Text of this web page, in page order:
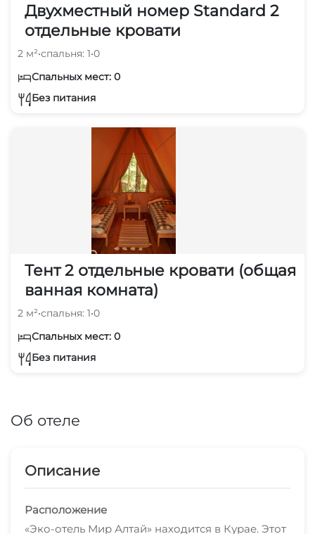
Двухместный номер Standard 2
отдельные кровати
2 м²•спальня: 1•0
Спальных мест: 0
Без питания
Тент 2 отдельные кровати (общая
ванная комната)
2 м²•спальня: 1•0
Спальных мест: 0
Без питания
Об отеле
Описание
Расположение
«Эко-отель Мир Алтай» находится в Курае. Этот